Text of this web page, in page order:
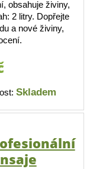
obsahuje živiny,
2 litry. Dopřejte
a nové živiny,
Skladem